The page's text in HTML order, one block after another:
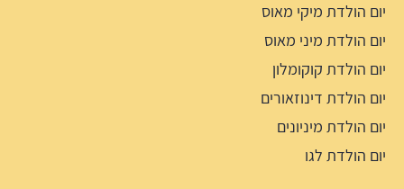
יום הולדת מיקי מאוס
יום הולדת מיני מאוס
יום הולדת קוקומלון
יום הולדת דינוזאורים
יום הולדת מיניונים
יום הולדת לגו